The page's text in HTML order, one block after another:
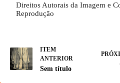
Direitos Autorais da Imagem e
Reprodução
ITEM
ANTERIOR
Sem título